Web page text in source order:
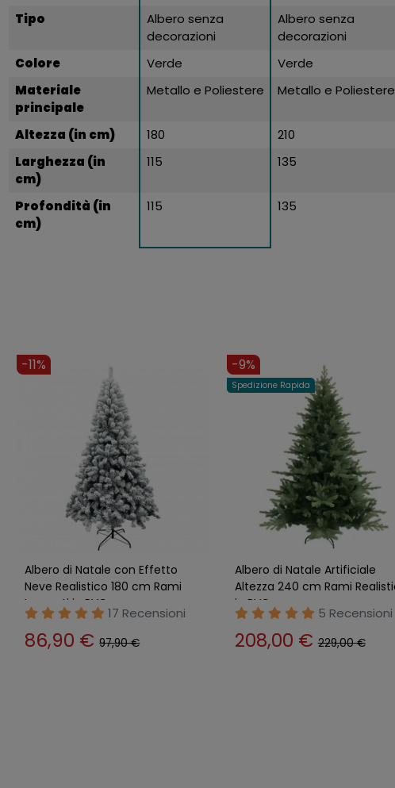
Tipo
Albero senza
decorazioni
Albero senza
decorazioni
Colore
Verde Verde
Materiale
principale
Metallo e Poliestere Metallo e Poliestere
Altezza (in cm) 180 210
Larghezza (in
cm)
115 135
Profondità (in
cm)
115 135
-8%
Albero di Natale 180 cm in PVC
con Rami Folti Abete Realistico
da Montare
11 Recensioni
69,90 €75,90 €
-10%
Albero di Natale Verde PVC
Altezza 240 cm Base 135 cm
Folto Leggero
Nessuna
recensione
110,00 €